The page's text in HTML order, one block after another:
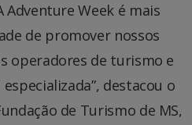
Adventure Week é mais
de promover nossos
operadores de turismo e
destacou o
de Turismo de MS,